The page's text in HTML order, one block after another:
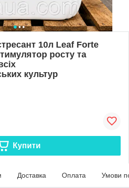
10л Leaf Forte
росту та
культур
Купити
Доставка Оплата Умови